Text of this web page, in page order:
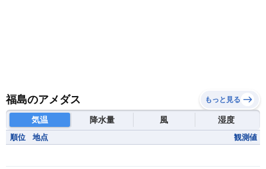
福島のアメダス もっと見る
気温 降水量 風 湿度
順位 地点 観測値